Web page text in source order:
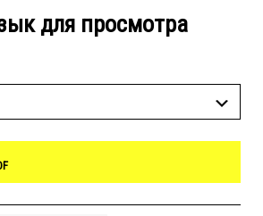
для просмотра